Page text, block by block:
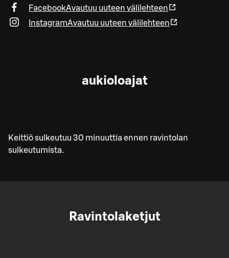
FacebookAvautuu uuteen välilehteen
InstagramAvautuu uuteen välilehteen
aukioloajat
Keittiö sulkeutuu 30 minuuttia ennen ravintolan
sulkeutumista.
Ravintolaketjut